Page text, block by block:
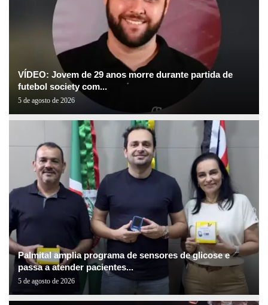
VÍDEO: Jovem de 29 anos morre durante partida de
futebol society com...
5 de agosto de 2026
Palmital amplia programa de sensores de glicose e
passa a atender pacientes...
5 de agosto de 2026